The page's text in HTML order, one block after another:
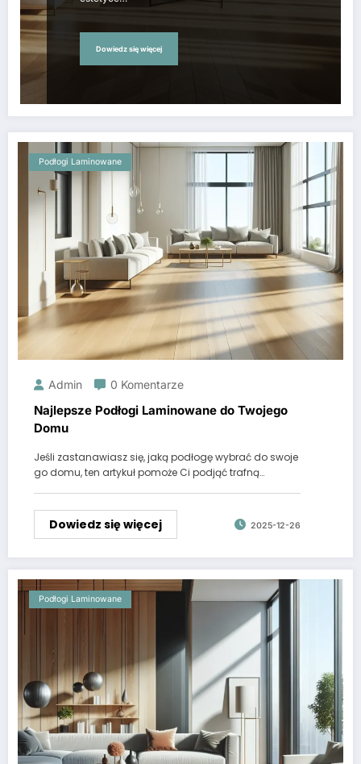
Dowiedz się więcej
Podłogi Laminowane
Admin 0 Komentarze
Najlepsze Podłogi Laminowane do Twojego
Domu
Jeśli zastanawiasz się, jaką podłogę wybrać do swoje
go domu, ten artykuł pomoże Ci podjąć trafną…
Dowiedz się więcej 2025-12-26
Podłogi Laminowane